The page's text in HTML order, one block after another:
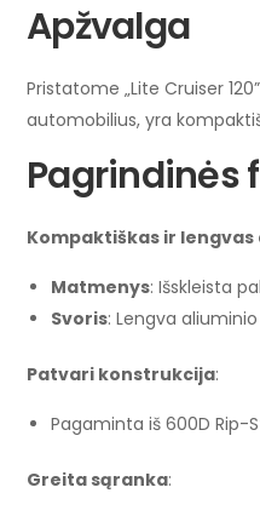
Apžvalga
Pristatome „Lite Cruiser
automobilius, yra
Pagrindinės
Kompaktiškas ir lengvas
Matmenys: Išskleista
Svoris: Lengva
Patvari konstrukcija:
Pagaminta iš 600D Rip-
Greita sąranka: